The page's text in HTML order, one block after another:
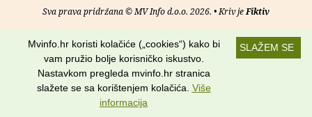
Sva prava pridržana © MV Info d.o.o. 2026. • Kriv jeFiktiv
O nama • Pomoć• Uvjeti korištenja• RSS kanali
Potraži nas na:
SLAŽEM SE
Mvinfo.hr koristi kolačiće („cookies“) kako bi
vam pružio bolje korisničko iskustvo.
Nastavkom pregleda mvinfo.hr stranica
slažete se sa korištenjem kolačića. Više
informacija